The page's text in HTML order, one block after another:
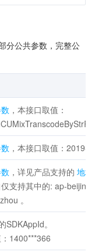
分公共参数，完整公
，本接口取值：
，本接口取值：2019-
，详见产品支持的 地
支持其中的: ap-
。
SDKAppId。
1400***366